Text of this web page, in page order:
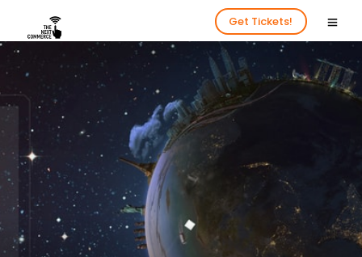
Get Tickets!